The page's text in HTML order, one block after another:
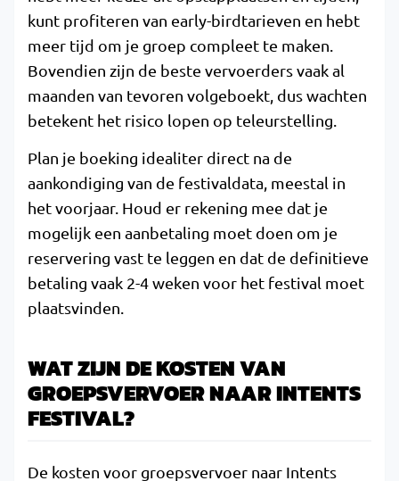
kunt profiteren van early-birdtarieven en hebt
meer tijd om je groep compleet te maken.
Bovendien zijn de beste vervoerders vaak al
maanden van tevoren volgeboekt, dus wachten
betekent het risico lopen op teleurstelling.
Plan je boeking idealiter direct na de
aankondiging van de festivaldata, meestal in
het voorjaar. Houd er rekening mee dat je
mogelijk een aanbetaling moet doen om je
reservering vast te leggen en dat de definitieve
betaling vaak 2-4 weken voor het festival moet
plaatsvinden.
WAT ZIJN DE KOSTEN VAN
GROEPSVERVOER NAAR INTENTS
FESTIVAL?
De kosten voor groepsvervoer naar Intents